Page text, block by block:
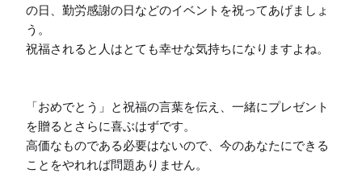
の日、勤労感謝の日などのイベントを祝ってあげましょ
う。
祝福されると人はとても幸せな気持ちになりますよね。
「おめでとう」と祝福の言葉を伝え、一緒にプレゼント
を贈るとさらに喜ぶはずです。
高価なものである必要はないので、今のあなたにできる
ことをやれれば問題ありません。